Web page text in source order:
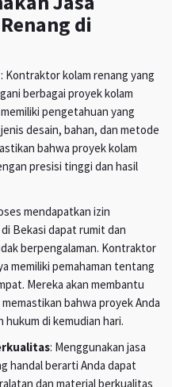
di
: Kontraktor kolam renang yang
berbagai proyek kolam
pengetahuan yang
desain, bahan, dan metode
bahwa proyek kolam
presisi tinggi dan hasil
mendapatkan izin
Bekasi dapat rumit dan
berpengalaman. Kontraktor
memiliki pemahaman tentang
Mereka akan membantu
bahwa proyek Anda
hukum di kemudian hari.
: Menggunakan jasa
handal berarti Anda dapat
dan material berkualitas